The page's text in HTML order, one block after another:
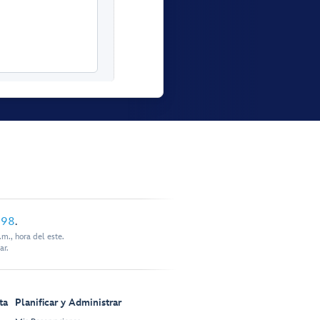
.
hora del este.
Planificar y Administrar